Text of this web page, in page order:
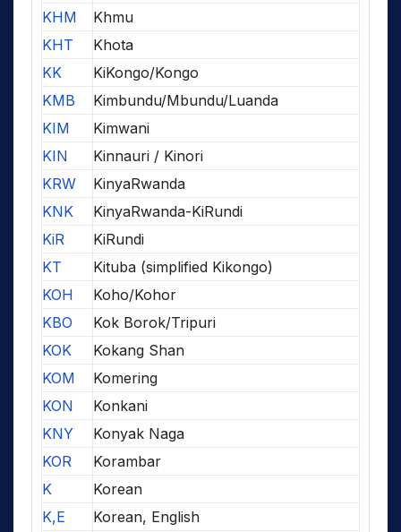
KHM
Khmu
KHT
Khota
KK
KiKongo/Kongo
KMB
Kimbundu/Mbundu/Luanda
KIM
Kimwani
KIN
Kinnauri / Kinori
KRW
KinyaRwanda
KNK
KinyaRwanda-KiRundi
KiR
KiRundi
KT
Kituba (simplified Kikongo)
KOH
Koho/Kohor
KBO
Kok Borok/Tripuri
KOK
Kokang Shan
KOM
Komering
KON
Konkani
KNY
Konyak Naga
KOR
Korambar
K
Korean
K,E
Korean, English